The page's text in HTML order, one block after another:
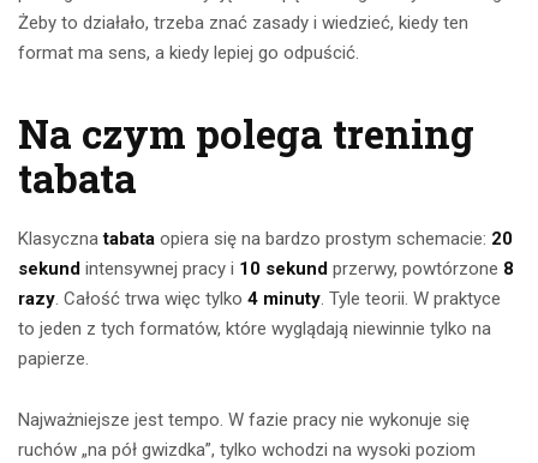
Żeby to działało, trzeba znać zasady i wiedzieć, kiedy ten
format ma sens, a kiedy lepiej go odpuścić.
Na czym polega trening
tabata
Klasycznatabata opiera się na bardzo prostym schemacie: 20
sekund intensywnej pracy i 10 sekund przerwy, powtórzone 8
razy. Całość trwa więc tylko 4 minuty. Tyle teorii. W praktyce
to jeden z tych formatów, które wyglądają niewinnie tylko na
papierze.
Najważniejsze jest tempo. W fazie pracy nie wykonuje się
ruchów „na pół gwizdka”, tylko wchodzi na wysoki poziom